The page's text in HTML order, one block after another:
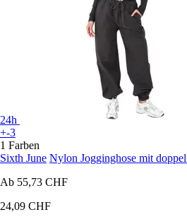
24h
+-3
1 Farben
Sixth June Nylon Jogginghose mit
Ab 55,73 CHF
24,09 CHF